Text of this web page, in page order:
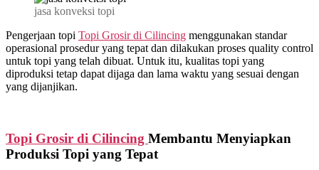
jasa konveksi topi
Pengerjaan topi Topi Grosir di Cilincing menggunakan standar
operasional prosedur yang tepat dan dilakukan proses quality control
untuk topi yang telah dibuat. Untuk itu, kualitas topi yang
diproduksi tetap dapat dijaga dan lama waktu yang sesuai dengan
yang dijanjikan.
Topi Grosir di Cilincing Membantu Menyiapkan
Produksi Topi yang Tepat